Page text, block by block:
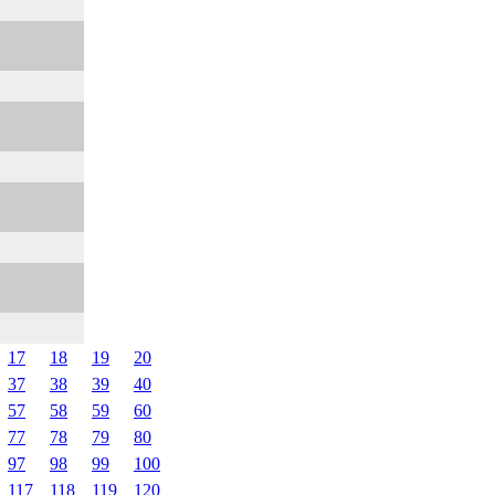
17 18 19
20
37
38 39
40
57
58 59
60
77
78 79
80
97
98 99
100
117
118 119 120